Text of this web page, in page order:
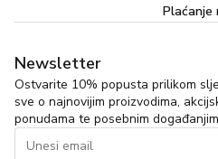
Plaćanje
Newsletter
Ostvarite 10% popusta prilikom
sve o najnovijim proizvodima,
ponudama te posebnim